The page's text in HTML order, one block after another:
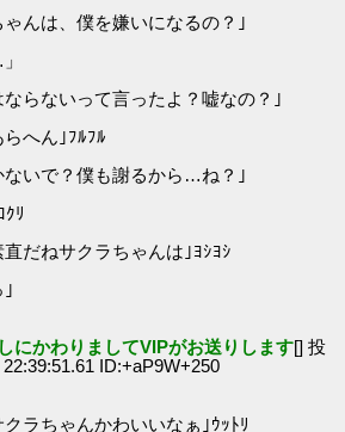
んは、僕を嫌いになるの？｣
らないって言ったよ？嘘なの？｣
へん｣ﾌﾙﾌﾙ
ないで？僕も謝るから…ね？｣
ﾘ
だねサクラちゃんは｣ﾖｼﾖｼ
にかわりましてVIPがお送りします[] 投
ID:+aP9W+250
ラちゃんかわいいなぁ｣ｳｯﾄﾘ